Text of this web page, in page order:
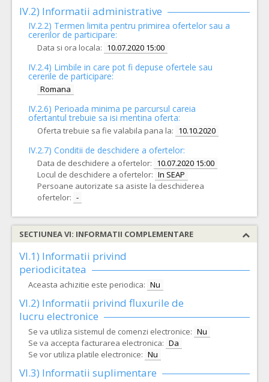
IV.2) Informatii administrative
IV.2.2) Termen limita pentru primirea ofertelor sau a
cererilor de participare:
Data si ora locala: 10.07.2020 15:00
IV.2.4) Limbile in care pot fi depuse ofertele sau
cererile de participare:
Romana
IV.2.6) Perioada minima pe parcursul careia
ofertantul trebuie sa isi mentina oferta:
Oferta trebuie sa fie valabila pana la: 10.10.2020
IV.2.7) Conditii de deschidere a ofertelor:
Data de deschidere a ofertelor: 10.07.2020 15:00
Locul de deschidere a ofertelor: In SEAP
Persoane autorizate sa asiste la deschiderea
ofertelor: -
SECTIUNEA VI: INFORMATII COMPLEMENTARE
VI.1) Informatii privind
periodicitatea
Aceasta achizitie este periodica: Nu
VI.2) Informatii privind fluxurile de
lucru electronice
Se va utiliza sistemul de comenzi electronice: Nu
Se va accepta facturarea electronica: Da
Se vor utiliza platile electronice: Nu
VI.3) Informatii suplimentare